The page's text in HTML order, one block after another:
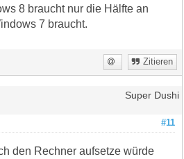
8 braucht nur die Hälfte an
7 braucht.
Zitieren
Super Dushi
#11
den Rechner aufsetze würde